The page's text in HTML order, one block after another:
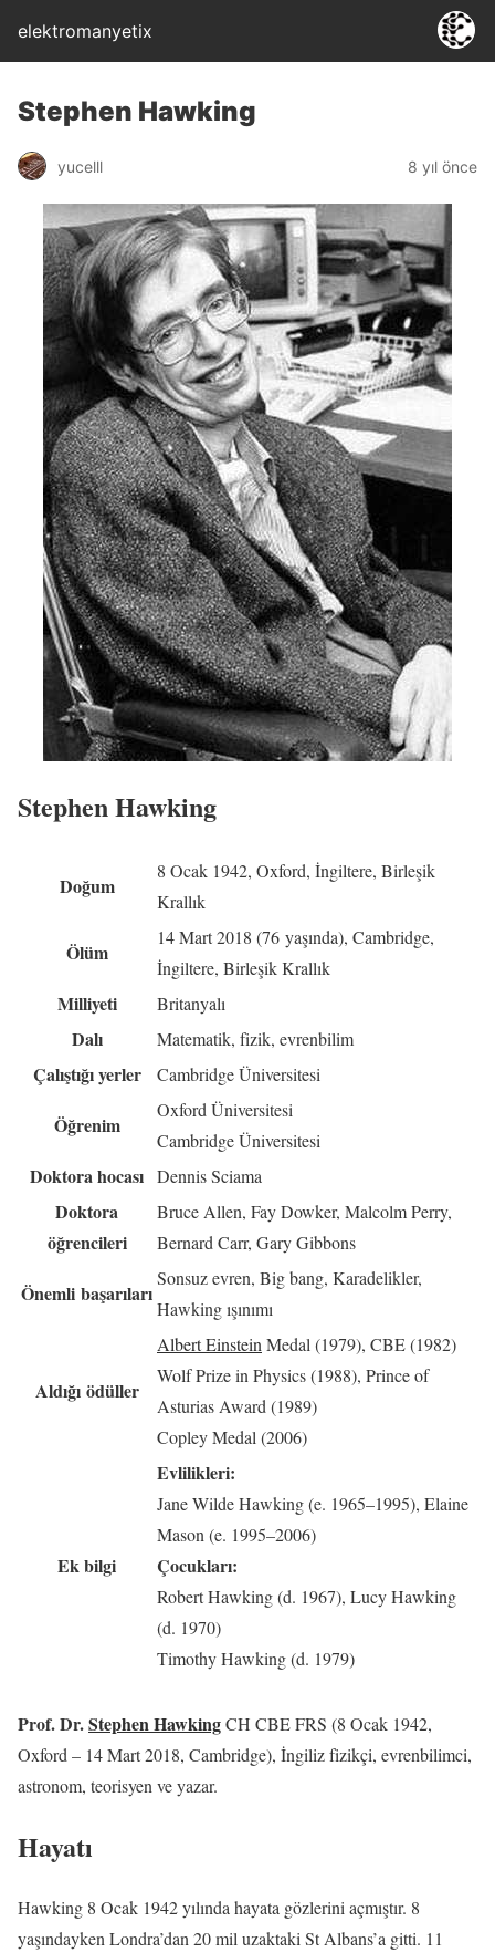
elektromanyetix
Stephen Hawking
yucelll 8 yıl önce
Stephen Hawking
Doğum
8 Ocak 1942, Oxford, İngiltere, Birleşik
Krallık
Ölüm
14 Mart 2018 (76 yaşında), Cambridge,
İngiltere, Birleşik Krallık
Milliyeti Britanyalı
Dalı Matematik, fizik, evrenbilim
Çalıştığı yerler Cambridge Üniversitesi
Öğrenim
Oxford Üniversitesi
Cambridge Üniversitesi
Doktora hocası Dennis Sciama
Doktora
öğrencileri
Bruce Allen, Fay Dowker, Malcolm Perry,
Bernard Carr, Gary Gibbons
Önemli başarıları
Sonsuz evren, Big bang, Karadelikler,
Hawking ışınımı
Aldığı ödüller
Albert Einstein Medal (1979), CBE (1982)
Wolf Prize in Physics (1988), Prince of
Asturias Award (1989)
Copley Medal (2006)
Ek bilgi
Evlilikleri:
Jane Wilde Hawking (e. 1965–1995), Elaine
Mason (e. 1995–2006)
Çocukları:
Robert Hawking (d. 1967), Lucy Hawking
(d. 1970)
Timothy Hawking (d. 1979)
Prof. Dr.Stephen HawkingCH CBE FRS (8 Ocak 1942,
Oxford – 14 Mart 2018, Cambridge), İngiliz fizikçi, evrenbilimci,
astronom, teorisyen ve yazar.
Hayatı
Hawking 8 Ocak 1942 yılında hayata gözlerini açmıştır. 8
yaşındayken Londra’dan 20 mil uzaktaki St Albans’a gitti. 11